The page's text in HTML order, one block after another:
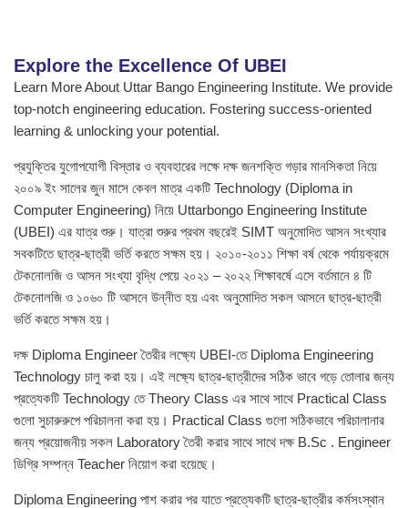
Explore the Excellence Of UBEI
Learn More About Uttar Bango Engineering Institute. We provide
top-notch engineering education. Fostering success-oriented
learning & unlocking your potential.
প্রযুক্তির যুগোপযোগী বিস্তার ও ব্যবহারের লক্ষে দক্ষ জনশক্তি গড়ার মানসিকতা নিয়ে
২০০৯ ইং সালের জুন মাসে কেবল মাত্র একটি Technology (Diploma in
Computer Engineering) নিয়ে Uttarbongo Engineering Institute
(UBEI) এর যাত্র শুরু। যাত্রা শুরুর প্রথম বছরেই SIMT অনুমোদিত আসন সংখ্যার
সবকটিতে ছাত্র-ছাত্রী ভর্তি করতে সক্ষম হয়। ২০১০-২০১১ শিক্ষা বর্ষ থেকে পর্যায়ক্রমে
টেকনোলজি ও আসন সংখ্যা বৃদ্ধি পেয়ে ২০২১ – ২০২২ শিক্ষাবর্ষে এসে বর্তমানে ৪ টি
টেকনোলজি ও ১০৬০ টি আসনে উন্নীত হয় এবং অনুমোদিত সকল আসনে ছাত্র-ছাত্রী
ভর্তি করতে সক্ষম হয়।
দক্ষ Diploma Engineer তৈরীর লক্ষ্যে UBEI-তে Diploma Engineering
Technology চালু করা হয়। এই লক্ষ্যে ছাত্র-ছাত্রীদের সঠিক ভাবে গড়ে তোলার জন্য
প্রত্যেকটি Technology তে Theory Class এর সাথে সাথে Practical Class
গুলো সুচারুরুপে পরিচালনা করা হয়। Practical Class গুলো সঠিকভাবে পরিচালানার
জন্য প্রয়োজনীয় সকল Laboratory তৈরী করার সাথে সাথে দক্ষ B.Sc . Engineer
ডিগ্রি সম্পন্ন Teacher নিয়োগ করা হয়েছে।
Diploma Engineering পাশ করার পর যাতে প্রত্যেকটি ছাত্র-ছাত্রীর কর্মসংস্থান